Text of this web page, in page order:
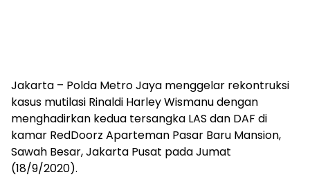
Jakarta – Polda Metro Jaya menggelar rekontruksi
kasus mutilasi Rinaldi Harley Wismanu dengan
menghadirkan kedua tersangka LAS dan DAF di
kamar RedDoorz Aparteman Pasar Baru Mansion,
Sawah Besar, Jakarta Pusat pada Jumat
(18/9/2020).